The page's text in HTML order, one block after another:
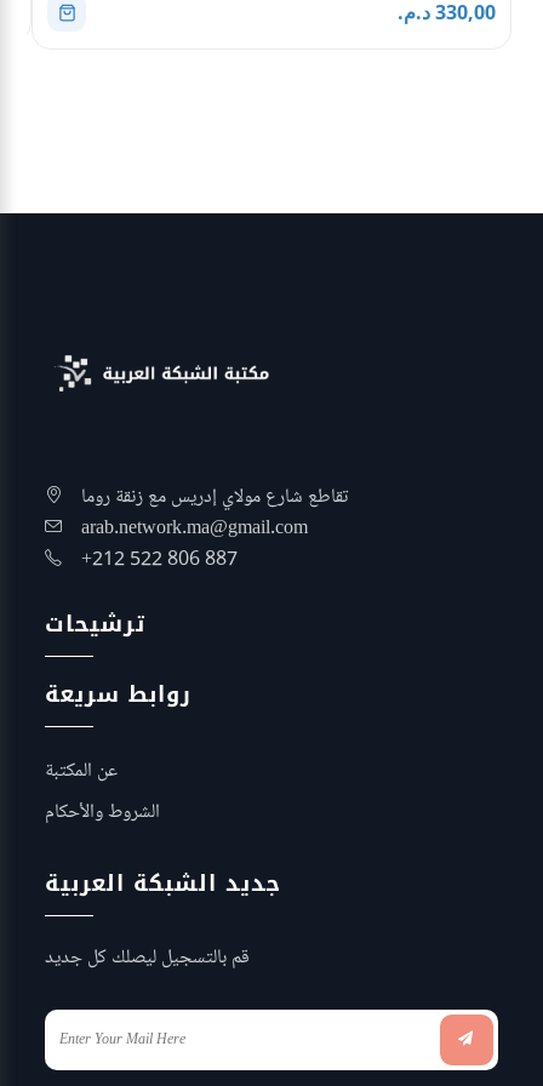
330,00 د.م.
تقاطع شارع مولاي إدريس مع زنقة روما
arab.network.ma@gmail.com
+212 522 806 887
ترشيحات
روابط سريعة
عن المكتبة
الشروط والأحكام
جديد الشبكة العربية
قم بالتسجيل ليصلك كل جديد